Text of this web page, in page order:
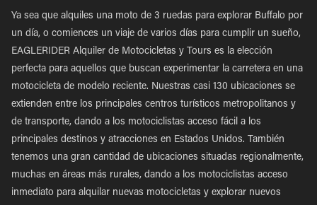
Ya sea que alquiles una moto de 3 ruedas para explorar Buffalo por
un día, o comiences un viaje de varios días para cumplir un sueño,
EAGLERIDER Alquiler de Motocicletas y Tours es la elección
perfecta para aquellos que buscan experimentar la carretera en una
motocicleta de modelo reciente. Nuestras casi 130 ubicaciones se
extienden entre los principales centros turísticos metropolitanos y
de transporte, dando a los motociclistas acceso fácil a los
principales destinos y atracciones en Estados Unidos. También
tenemos una gran cantidad de ubicaciones situadas regionalmente,
muchas en áreas más rurales, dando a los motociclistas acceso
inmediato para alquilar nuevas motocicletas y explorar nuevos